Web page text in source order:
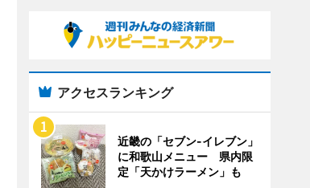
アクセスランキング
近畿の「セブン-イレブン」
に和歌山メニュー 県内限
定「天かけラーメン」も